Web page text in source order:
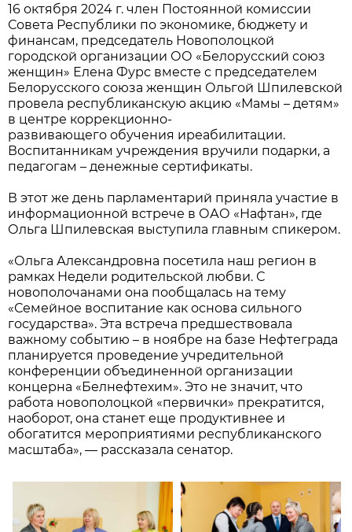
16 октября 2024 г. член Постоянной комиссии
Совета Республики по экономике, бюджету и
финансам, председатель Новополоцкой
городской организации ОО «Белорусский союз
женщин» Елена Фурс вместе с председателем
Белорусского союза женщин Ольгой Шпилевской
провела республиканскую акцию «Мамы – детям»
в центре коррекционно-
развивающего обучения иреабилитации.
Воспитанникам учреждения вручили подарки, а
педагогам – денежные сертификаты.
В этот же день парламентарий приняла участие в
информационной встрече в ОАО «Нафтан», где
Ольга Шпилевская выступила главным спикером.
«Ольга Александровна посетила наш регион в
рамках Недели родительской любви. С
новополочанами она пообщалась на тему
«Семейное воспитание как основа сильного
государства». Эта встреча предшествовала
важному событию – в ноябре на базе Нефтеграда
планируется проведение учредительной
конференции объединенной организации
концерна «Белнефтехим». Это не значит, что
работа новополоцкой «первички» прекратится,
наоборот, она станет еще продуктивнее и
обогатится мероприятиями республиканского
масштаба», — рассказала сенатор.